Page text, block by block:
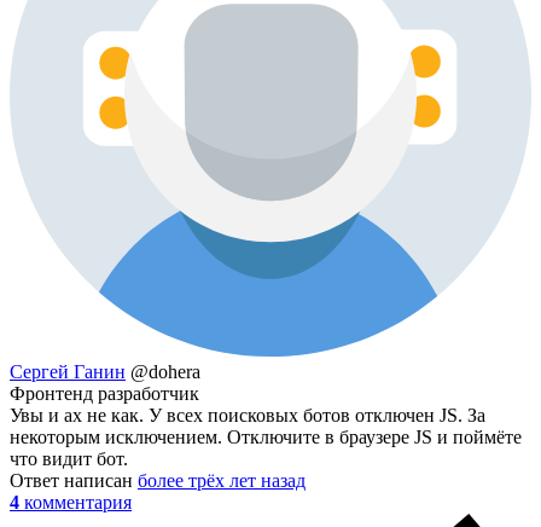
Сергей Ганин @dohera
Фронтенд разработчик
Увы и ах не как. У всех поисковых ботов отключен JS. За
некоторым исключением. Отключите в браузере JS и поймёте
что видит бот.
Ответ написан более трёх лет назад
4 комментария